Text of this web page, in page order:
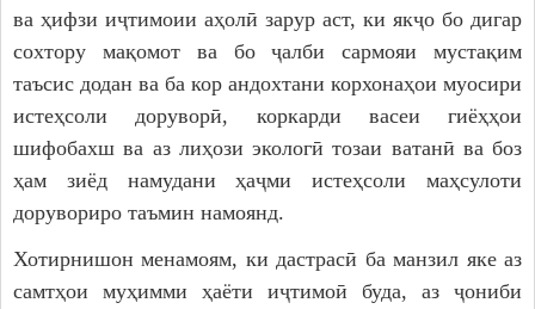
ва ҳифзи иҷтимоии аҳолӣ зарур аст, ки якҷо бо дигар
сохтору мақомот ва бо ҷалби сармояи мустақим
таъсис додан ва ба кор андохтани корхонаҳои муосири
истеҳсоли доруворӣ, коркарди васеи гиёҳҳои
шифобахш ва аз лиҳози экологӣ тозаи ватанӣ ва боз
ҳам зиёд намудани ҳаҷми истеҳсоли маҳсулоти
дорувориро таъмин намоянд.
Хотирнишон менамоям, ки дастрасӣ ба манзил яке аз
самтҳои муҳимми ҳаёти иҷтимоӣ буда, аз ҷониби